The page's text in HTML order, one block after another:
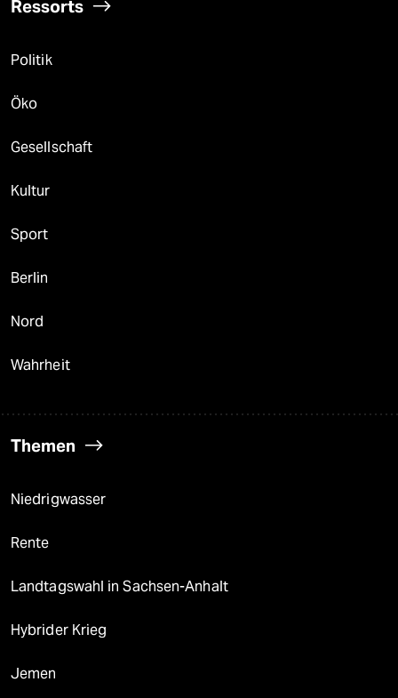
Ressorts
Politik
Öko
Gesellschaft
Kultur
Sport
Berlin
Nord
Wahrheit
Themen
Niedrigwasser
Rente
Landtagswahl in Sachsen-Anhalt
Hybrider Krieg
Jemen